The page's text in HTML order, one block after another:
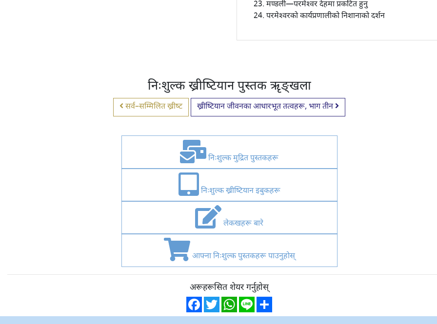
मण्डली—परमेश्वर देहमा प्रकटित हुनु
परमेश्वरको कार्यप्रणालीको निशानाको दर्शन
निःशुल्क ख्रीष्टियान पुस्तक ऋृङ्खला
सर्व–सम्मिलित ख्रीष्ट ख्रीष्टियान जीवनका आधारभूत तत्वहरू, भाग तीन
निःशुल्क मुद्रित पुस्तकहरू
निःशुल्क ख्रीष्टियान इबुकहरू
लेकखहरू बारे
आफ्ना निःशुल्क पुस्तकहरू पाउनुहोस्
अरूहरूसित शेयर गर्नुहोस्
Facebook
TwitterWhatsApp
Line